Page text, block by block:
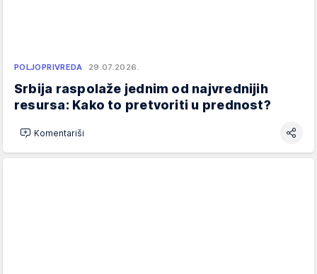
POLJOPRIVREDA 29.07.2026.
Srbija raspolaže jednim od najvrednijih
resursa: Kako to pretvoriti u prednost?
Komentariši